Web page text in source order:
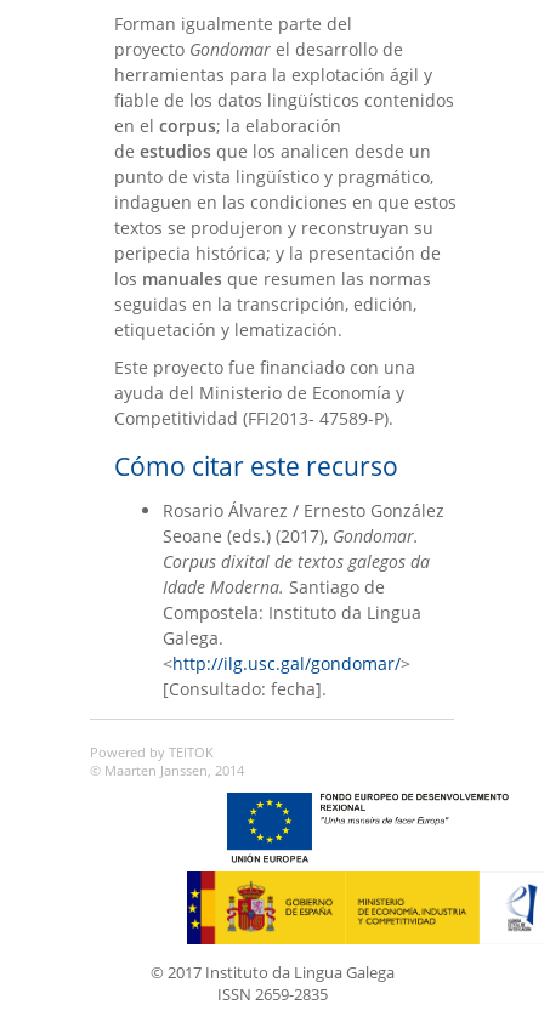
Forman igualmente parte del
proyecto Gondomar el desarrollo de
herramientas para la explotación ágil y
fiable de los datos lingüísticos contenidos
en el corpus; la elaboración
de estudios que los analicen desde un
punto de vista lingüístico y pragmático,
indaguen en las condiciones en que estos
textos se produjeron y reconstruyan su
peripecia histórica; y la presentación de
los manuales que resumen las normas
seguidas en la transcripción, edición,
etiquetación y lematización.
Este proyecto fue financiado con una
ayuda del Ministerio de Economía y
Competitividad (FFI2013- 47589-P).
Cómo citar este recurso
Rosario Álvarez / Ernesto González
Seoane (eds.) (2017), Gondomar.
Corpus dixital de textos galegos da
Idade Moderna. Santiago de
Compostela: Instituto da Lingua
Galega.
<http://ilg.usc.gal/gondomar/>
[Consultado: fecha].
Powered by TEITOK
© Maarten Janssen, 2014
© 2017 Instituto da Lingua Galega
ISSN 2659-2835